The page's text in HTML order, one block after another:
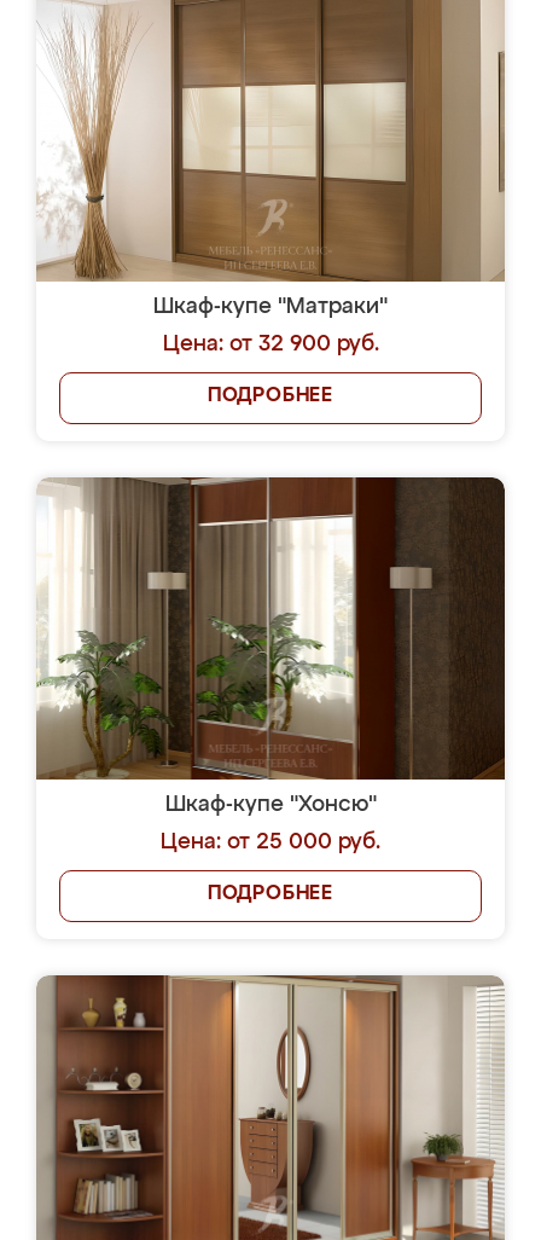
Шкаф-купе "Матраки"
Цена: от 32 900 руб.
ПОДРОБНЕЕ
Шкаф-купе "Хонсю"
Цена: от 25 000 руб.
ПОДРОБНЕЕ